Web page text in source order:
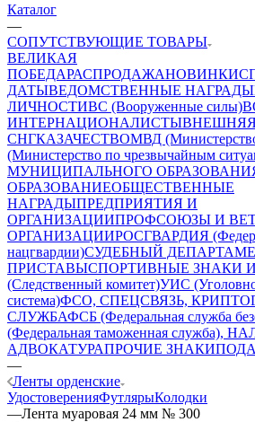
Каталог
—
СОПУТСТВУЮЩИЕ ТОВАРЫ
ВЕЛИКАЯ
ПОБЕДАРАСПРОДАЖАНОВИНКИ
ДАТЫВЕДОМСТВЕННЫЕ НАГРАДЫ
ЛИЧНОСТИВС (Вооруженные силы)
ИНТЕРНАЦИОНАЛИСТЫВНЕШНЯЯ
СНГКАЗАЧЕСТВОМВД
(Министерство по чрезвычайным
МУНИЦИПАЛЬНОГО
ОБРАЗОВАНИЕОБЩЕСТВЕННЫЕ
НАГРАДЫПРЕДПРИЯТИЯ И
ОРГАНИЗАЦИИПРОФСОЮЗЫ И
ОРГАНИЗАЦИИРОСГВАРДИЯ
нацгвардии)СУДЕБНЫЙ
ПРИСТАВЫСПОРТИВНЫЕ ЗНАКИ
(Следственный комитет)УИС
система)ФСО, СПЕЦСВЯЗЬ,
СЛУЖБАФСБ (Федеральная служба
(Федеральная таможенная служба),
АДВОКАТУРАПРОЧИЕ ЗНАКИ
—
Ленты орденские
УдостоверенияФутлярыКолодки
—Лента муаровая 24 мм № 300